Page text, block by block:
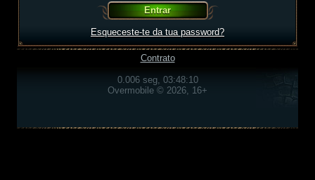
Esqueceste-te da tua password?
Contrato
0.006 seg, 03:48:10
Overmobile © 2026, 16+